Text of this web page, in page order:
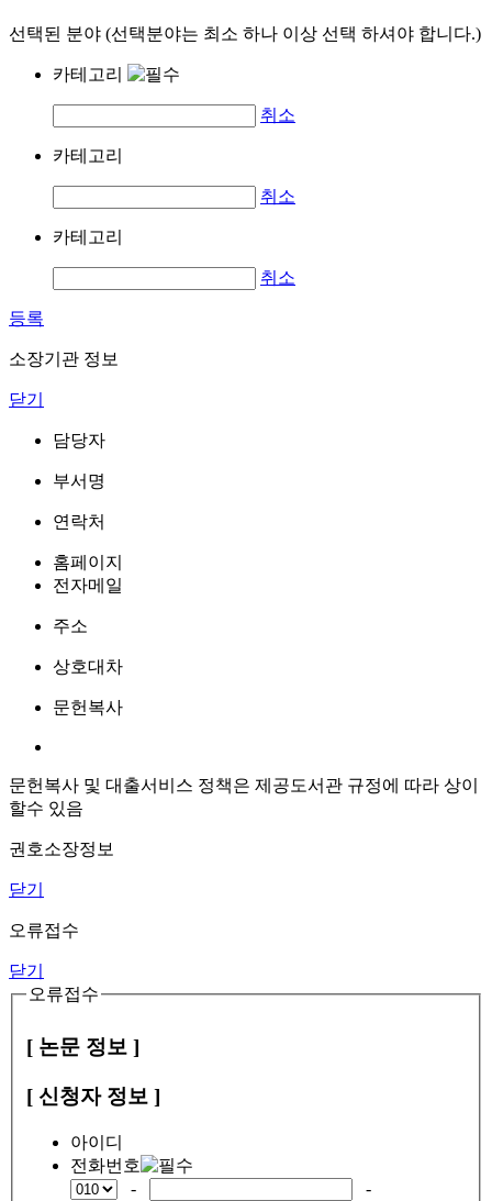
선택된 분야 (선택분야는 최소 하나 이상 선택 하셔야 합니다.)
카테고리
취소
카테고리
취소
카테고리
취소
등록
소장기관 정보
닫기
담당자
부서명
연락처
홈페이지
전자메일
주소
상호대차
문헌복사
문헌복사 및 대출서비스 정책은 제공도서관 규정에 따라 상이
할수 있음
권호소장정보
닫기
오류접수
닫기
오류접수
[ 논문 정보 ]
[ 신청자 정보 ]
아이디
전화번호
-
-